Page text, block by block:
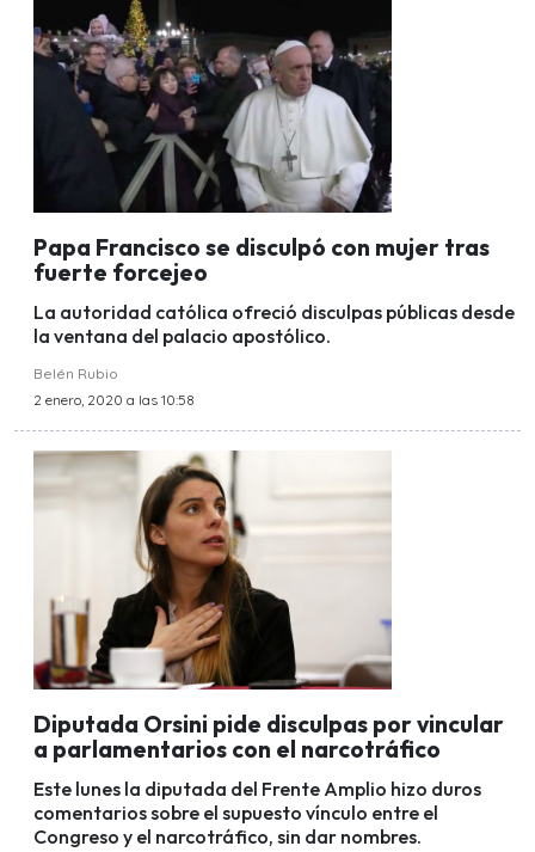
Papa Francisco se disculpó con mujer tras
fuerte forcejeo
La autoridad católica ofreció disculpas públicas desde
la ventana del palacio apostólico.
Belén Rubio
2 enero, 2020 a las 10:58
Diputada Orsini pide disculpas por vincular
a parlamentarios con el narcotráfico
Este lunes la diputada del Frente Amplio hizo duros
comentarios sobre el supuesto vínculo entre el
Congreso y el narcotráfico, sin dar nombres.